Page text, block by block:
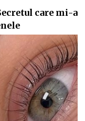
care mi-a